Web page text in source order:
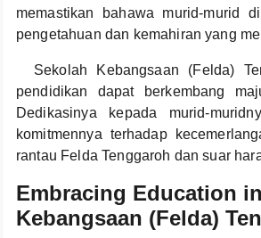
memastikan bahawa murid-murid
pengetahuan dan kemahiran yang
Sekolah Kebangsaan (Felda)
pendidikan dapat berkembang
Dedikasinya kepada murid-
komitmennya terhadap
rantau Felda Tenggaroh dan suar
Embracing Education
Kebangsaan (Felda)